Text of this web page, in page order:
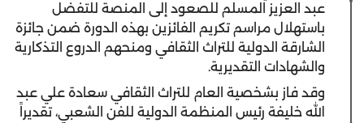
عبد العزيز المسلم للصعود إلى المنصة للتفضل
باستهلال مراسم تكريم الفائزين بهذه الدورة ضمن جائزة
الشارقة الدولية للتراث الثقافي ومنحهم الدروع التذكارية
والشهادات التقديرية.
وقد فاز بشخصية العام للتراث الثقافي سعادة علي عبد
الله خليفة رئيس المنظمة الدولية للفن الشعبي، تقديراً